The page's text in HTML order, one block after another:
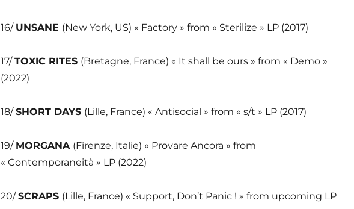
16/ UNSANE (New York, US) « Factory » from « Sterilize » LP (2017)
17/TOXIC RITES (Bretagne, France) « It shall be ours » from « Demo »
(2022)
18/SHORT DAYS (Lille, France) « Antisocial » from « s/t » LP (2017)
19/ MORGANA (Firenze, Italie) « Provare Ancora » from
« Contemporaneità » LP (2022)
20/SCRAPS (Lille, France) « Support, Don’t Panic ! » from upcoming LP